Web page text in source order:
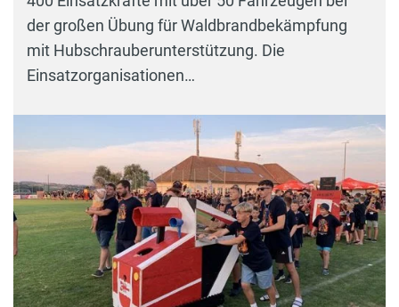
der großen Übung für Waldbrandbekämpfung
mit Hubschrauberunterstützung. Die
Einsatzorganisationen…